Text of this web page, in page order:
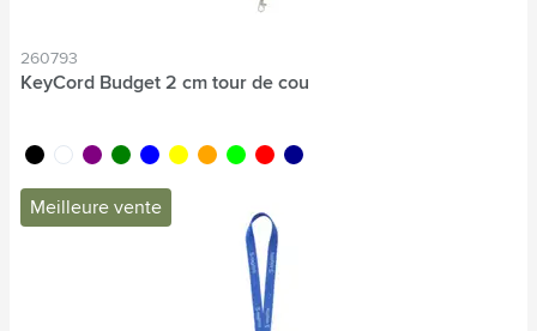
260793
KeyCord Budget 2 cm tour de cou
noir blancpourpre
vert bleu jauneorange
lime rougebleu foncé
Meilleure vente